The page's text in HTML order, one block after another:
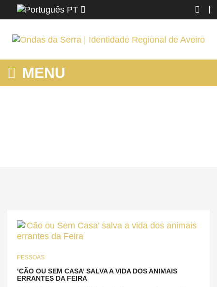
PT
MENU
PESSOAS
‘CÃO OU SEM CASA’ SALVA A VIDA DOS ANIMAIS
ERRANTES DA FEIRA